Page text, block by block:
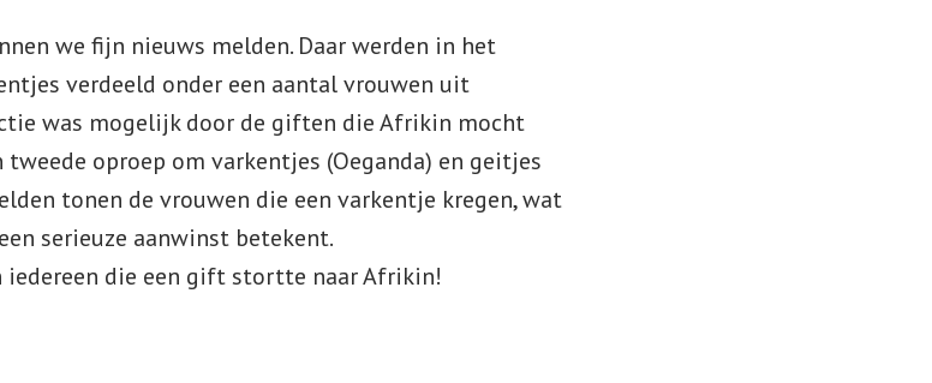
we fijn nieuws melden. Daar werden in het
verdeeld onder een aantal vrouwen uit
was mogelijk door de giften die Afrikin mocht
oproep om varkentjes (Oeganda) en geitjes
tonen de vrouwen die een varkentje kregen, wat
serieuze aanwinst betekent.
iedereen die een gift stortte naar Afrikin!